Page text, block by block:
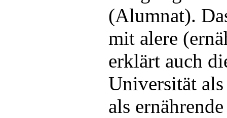
(Alumnat).
mit alere
erklärt auch
Universität
als